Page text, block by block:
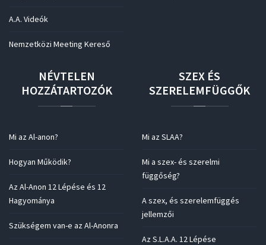
A.A. Videók
Nemzetközi Meeting Kereső
NÉVTELEN
HOZZÁTARTOZÓK
Mi az Al-anon?
Hogyan Működik?
Az Al-Anon 12 Lépése és 12
Hagyománya
Szükségem van-e az Al-Anonra
SZEX ÉS
SZERELEMFÜGGŐK
Mi az SLAA?
Mi a szex- és szerelmi
függőség?
A szex, és szerelemfüggés
jellemzői
Az S.L.A.A. 12 Lépése